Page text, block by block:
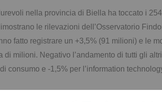
nella provincia di Biella ha toccato i
le rilevazioni dell’Osservatorio
fatto registrare un +3,5% (91 milioni) e le
milioni. Negativo l’andamento di tutti gli
consumo e -1,5% per l’information